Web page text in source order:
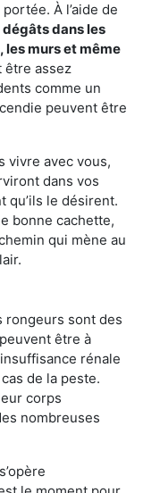
À l’aide de
dans les
murs et même
être assez
comme un
peuvent être
vivre avec vous,
dans vos
qu’ils le désirent.
bonne cachette,
qui mène au
rongeurs sont des
être à
rénale
de la peste.
corps
nombreuses